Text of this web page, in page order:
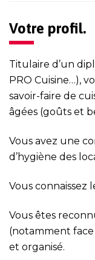
Votre profil.
Titulaire d’un
PRO Cuisine…),
savoir-faire de
âgées (goûts et
Vous avez une
d’hygiène des
Vous connaissez
Vous êtes
(notamment
et organisé.